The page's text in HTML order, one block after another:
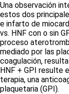
Una observación
estos dos
e infarto de
vs. HNF con o sin
proceso
mediado por las
coagulación,
HNF + GPI resulte
terapia, una
plaquetaria (GPI).